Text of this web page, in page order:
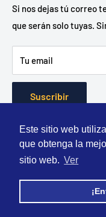
Este sitio web
que obtenga la
sitio web. Ver
¿Como?Disponemos
con más de 500
"La forma más rapida y
Totherramienta.com
Política de privacidad
Política de reembolso
Términos del servicio
Si nos dejas tú correo
que serán solo tuyas.
Tu email
Suscribir
Aceptamos